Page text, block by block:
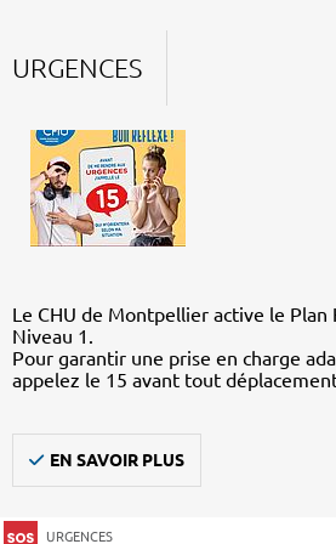
URGENCES
Le CHU de Montpellier active le Plan
Niveau 1.
Pour garantir une prise en charge
appelez le 15 avant tout
EN SAVOIR PLUS
URGENCES